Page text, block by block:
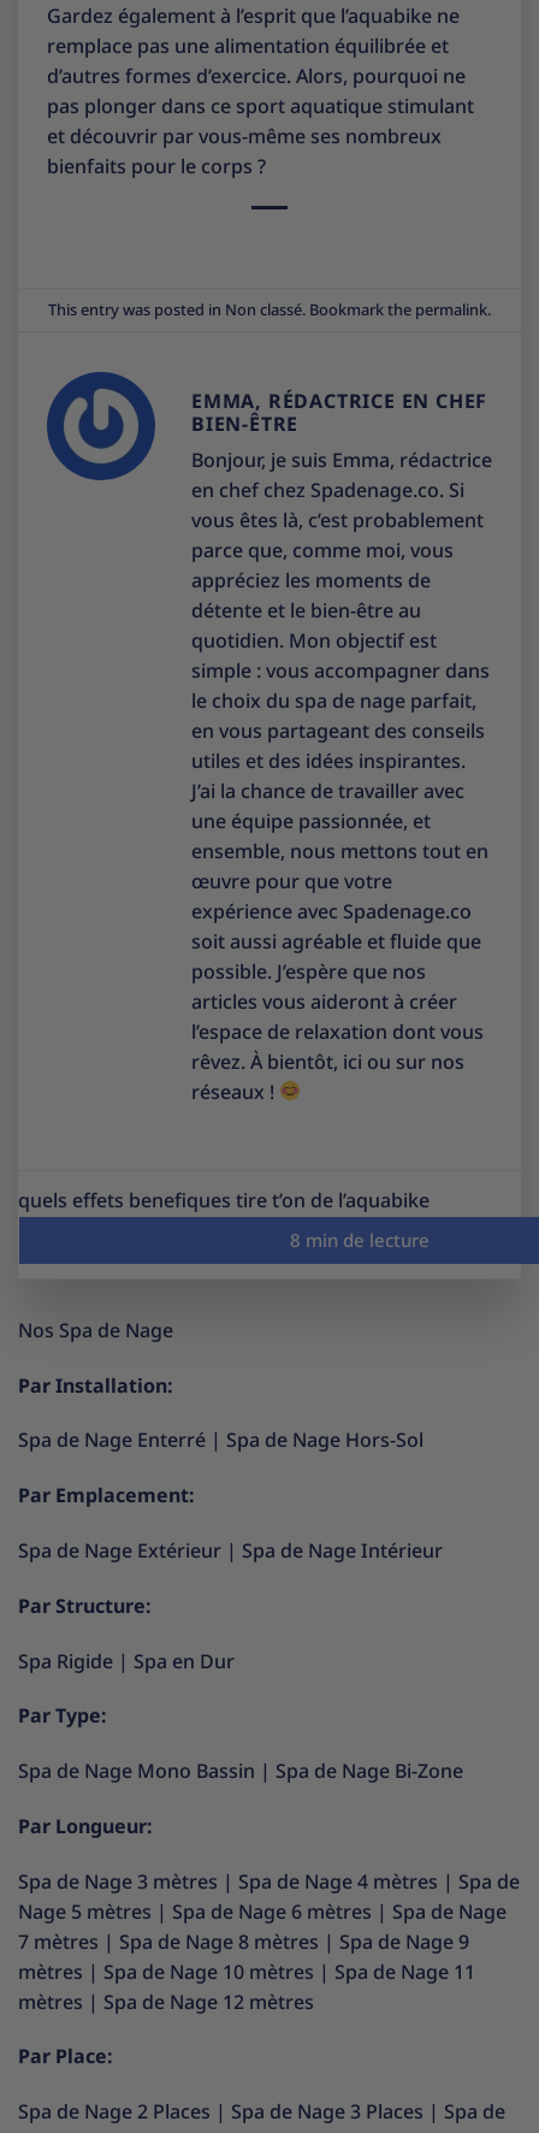
Gardez également à l’esprit que l’aquabike ne
remplace pas une alimentation équilibrée et
d’autres formes d’exercice. Alors, pourquoi ne
pas plonger dans ce sport aquatique stimulant
et découvrir par vous-même ses nombreux
bienfaits pour le corps ?
This entry was posted in Non classé. Bookmark the permalink.
EMMA, RÉDACTRICE EN CHEF
BIEN-ÊTRE
Bonjour, je suis Emma, rédactrice
en chef chez Spadenage.co. Si
vous êtes là, c’est probablement
parce que, comme moi, vous
appréciez les moments de
détente et le bien-être au
quotidien. Mon objectif est
simple : vous accompagner dans
le choix du spa de nage parfait,
en vous partageant des conseils
utiles et des idées inspirantes.
J’ai la chance de travailler avec
une équipe passionnée, et
ensemble, nous mettons tout en
œuvre pour que votre
expérience avec Spadenage.co
soit aussi agréable et fluide que
possible. J’espère que nos
articles vous aideront à créer
l’espace de relaxation dont vous
rêvez. À bientôt, ici ou sur nos
réseaux !
quels effets benefiques tire t’on de l’aquabike
Nos Spa de Nage
Par Installation:
Spa de Nage Enterré | Spa de Nage Hors-Sol
Par Emplacement:
Spa de Nage Extérieur | Spa de Nage Intérieur
Par Structure:
Spa Rigide | Spa en Dur
Par Type:
Spa de Nage Mono Bassin | Spa de Nage Bi-Zone
Par Longueur:
Spa de Nage 3 mètres | Spa de Nage 4 mètres | Spa de
Nage 5 mètres | Spa de Nage 6 mètres | Spa de Nage
7 mètres | Spa de Nage 8 mètres | Spa de Nage 9
mètres | Spa de Nage 10 mètres | Spa de Nage 11
mètres | Spa de Nage 12 mètres
Par Place:
Spa de Nage 2 Places | Spa de Nage 3 Places | Spa de